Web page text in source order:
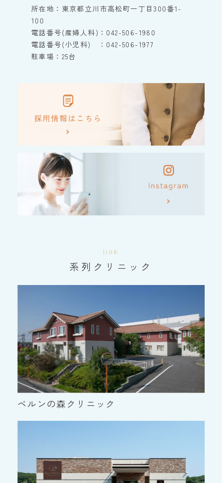
所在地：東京都立川市高松町一丁目300番1-
100
電話番号(産婦人科)：042-506-1980
電話番号(小児科) ：042-506-1977
駐車場：25台
link
系列クリニック
ベルンの森クリニック